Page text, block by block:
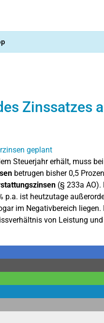
Zinssatzes
Steuerjahr erhält, muss
betrugen bisher 0,5
(§ 233a AO).
p.a. ist heutzutage
im Negativbereich
von Leistung